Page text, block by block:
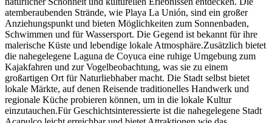
atemberaubenden Strände, wie Playa La Unión, sind ein großer
Anziehungspunkt und bieten Möglichkeiten zum Sonnenbaden,
Schwimmen und für Wassersport. Die Gegend ist bekannt für ihre
malerische Küste und lebendige lokale Atmosphäre.Zusätzlich bietet
die nahegelegene Laguna de Coyuca eine ruhige Umgebung zum
Kajakfahren und zur Vogelbeobachtung, was sie zu einem
großartigen Ort für Naturliebhaber macht. Die Stadt selbst bietet
lokale Märkte, auf denen Reisende traditionelles Handwerk und
regionale Küche probieren können, um in die lokale Kultur
einzutauchen.Für Geschichtsinteressierte ist die nahegelegene Stadt